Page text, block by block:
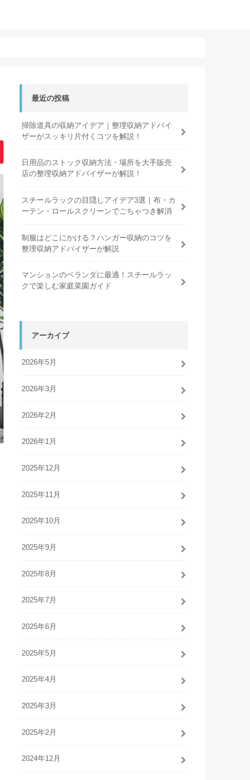
最近の投稿
掃除道具の収納アイデア｜整理収納アドバイ
ザーがスッキリ片付くコツを解説！
日用品のストック収納方法・場所を大手販売
店の整理収納アドバイザーが解説！
スチールラックの目隠しアイデア3選｜布・カ
ーテン・ロールスクリーンでごちゃつき解消
制服はどこにかける？ハンガー収納のコツを
整理収納アドバイザーが解説
マンションのベランダに最適！スチールラッ
クで楽しむ家庭菜園ガイド
アーカイブ
2026年5月
2026年3月
2026年2月
2026年1月
2025年12月
2025年11月
2025年10月
2025年9月
2025年8月
2025年7月
2025年6月
2025年5月
2025年4月
2025年3月
2025年2月
2024年12月